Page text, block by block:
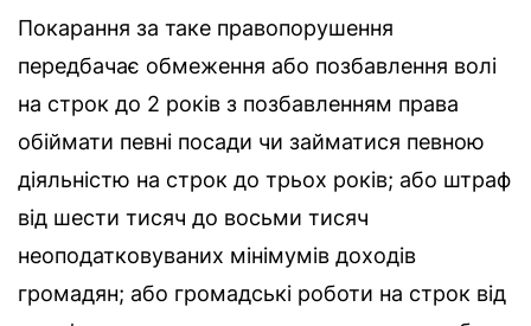
Покарання за таке правопорушення
передбачає обмеження або позбавлення волі
на строк до 2 років з позбавленням права
обіймати певні посади чи займатися певною
діяльністю на строк до трьох років; або штраф
від шести тисяч до восьми тисяч
неоподатковуваних мінімумів доходів
громадян; або громадські роботи на строк від